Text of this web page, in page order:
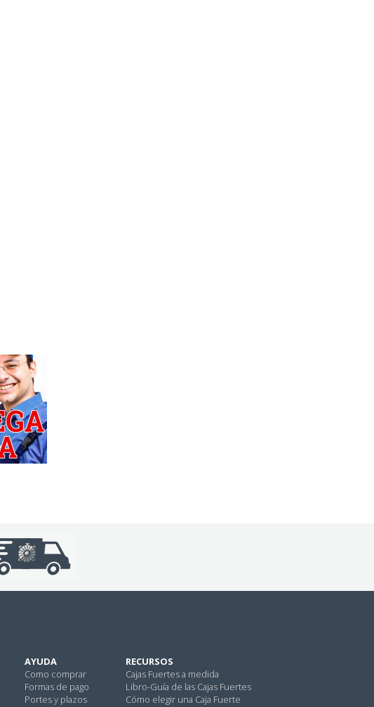
AYUDA
Como comprar
Formas de pago
Portes y plazos
RECURSOS
Cajas Fuertes a medida
Libro-Guía de las Cajas Fuertes
Cómo elegir una Caja Fuerte